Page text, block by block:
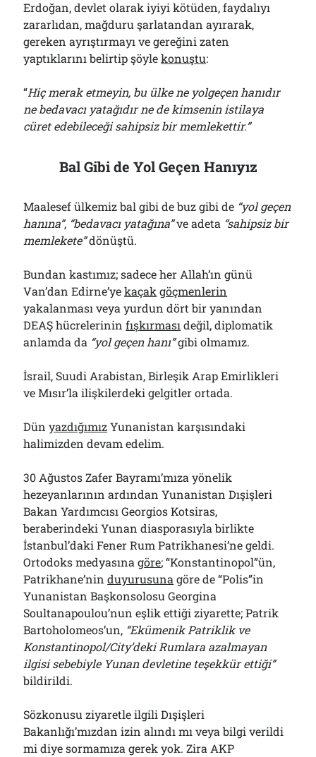
Çağırdı!..
31/07/2026
Arşivler
Erdoğan, devlet olarak iyiyi kötüden, faydalıyı
zararlıdan, mağduru şarlatandan ayırarak,
gereken ayrıştırmayı ve gereğini zaten
yaptıklarını belirtip şöylekonuştu:
“Hiç merak etmeyin, bu ülke ne yolgeçen hanıdır
ne bedavacı yatağıdır ne de kimsenin istilaya
cüret edebileceği sahipsiz bir memlekettir.”
Bal Gibi de Yol Geçen Hanıyız
Maalesef ülkemiz bal gibi de buz gibi de “yol geçen
hanına”, “bedavacı yatağına”ve adeta “sahipsiz bir
memlekete”dönüştü.
Bundan kastımız; sadece her Allah’ın günü
Van’dan Edirne’yekaçak göçmenlerin
yakalanması veya yurdun dört bir yanından
DEAŞ hücrelerininfışkırması değil, diplomatik
anlamda da “yol geçen hanı”gibi olmamız.
İsrail, Suudi Arabistan, Birleşik Arap Emirlikleri
ve Mısır’la ilişkilerdeki gelgitler ortada.
DünyazdığımızYunanistan karşısındaki
halimizden devam edelim.
30 Ağustos Zafer Bayramı’mıza yönelik
hezeyanlarının ardından Yunanistan Dışişleri
Bakan Yardımcısı Georgios Kotsiras,
beraberindeki Yunan diasporasıyla birlikte
İstanbul’daki Fener Rum Patrikhanesi’ne geldi.
Ortodoks medyasınagöre; “Konstantinopol”ün,
Patrikhane’ninduyurusuna göre de “Polis”in
Yunanistan Başkonsolosu Georgina
Soultanapoulou’nun eşlik ettiği ziyarette; Patrik
Bartoholomeos’un, “Ekümenik Patriklik ve
Konstantinopol/City’deki Rumlara azalmayan
ilgisi sebebiyle Yunan devletine teşekkür ettiği”
bildirildi.
Sözkonusu ziyaretle ilgili Dışişleri
Bakanlığı’mızdan izin alındı mı veya bilgi verildi
mi diye sormamıza gerek yok. Zira AKP